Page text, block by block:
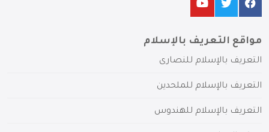
مواقع التعريف بالإسلام
التعريف بالإسلام للنصارى
التعريف بالإسلام للملحدين
التعريف بالإسلام للهندوس